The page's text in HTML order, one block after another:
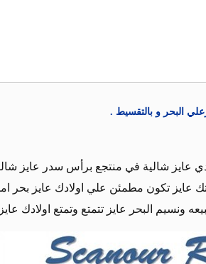
البحر و بالتقسيط .
عايز شالية في منتجع برأس سدر عايز
عايز تكون مطمئن علي اولادك عايز بحر
ونسيم البحر عايز تتمتع وتمتع اولادك